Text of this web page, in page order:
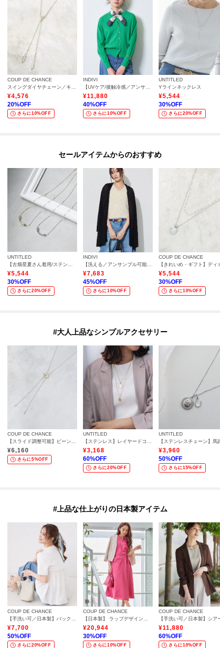
COUP DE CHANCE
スイングダイヤチェーン／キラキラ／大人ネックレス／華やか
¥4,576
20%OFF
さらに10%OFF
INDIVI
【UVケア/接触冷感／アンサンブル】衿あきカーディガン＆パフスリーブニット
¥11,880
40%OFF
さらに10%OFF
UNTITLED
Yラインネックレス
¥5,544
30%OFF
さらに20%OFF
セールアイテムからのおすすめ
UNTITLED
¥5,544
30%OFF
さらに20%OFF
INDIVI
¥7,683
45%OFF
さらに10%OFF
COUP DE CHANCE
¥5,544
30%OFF
さらに10%OFF
#大人上品なシンプルアクセサリー
COUP DE CHANCE
【スライド調整可能】ビーンズネックレス
¥6,160
さらに5%OFF
UNTITLED
【ステンレス】レイヤードコインネックレス
¥3,168
60%OFF
さらに20%OFF
UNTITLED
¥3,960
50%OFF
さらに15%OFF
#上品な仕上がりの日本製アイテム
COUP DE CHANCE
¥7,700
50%OFF
さらに20%OFF
COUP DE CHANCE
¥20,944
30%OFF
さらに10%OFF
COUP DE CHANCE
¥11,880
60%OFF
さらに10%OFF